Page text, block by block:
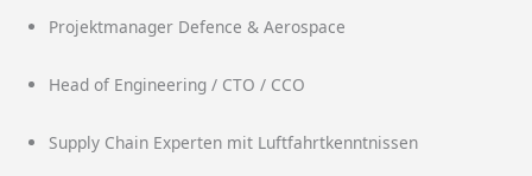
Projektmanager Defence & Aerospace
Head of Engineering / CTO / CCO
Supply Chain Experten mit Luftfahrtkenntnissen